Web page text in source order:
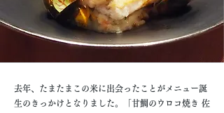
去年、たまたまこの米に出会ったことがメニュー誕
生のきっかけとなりました。「甘鯛のウロコ焼き 佐